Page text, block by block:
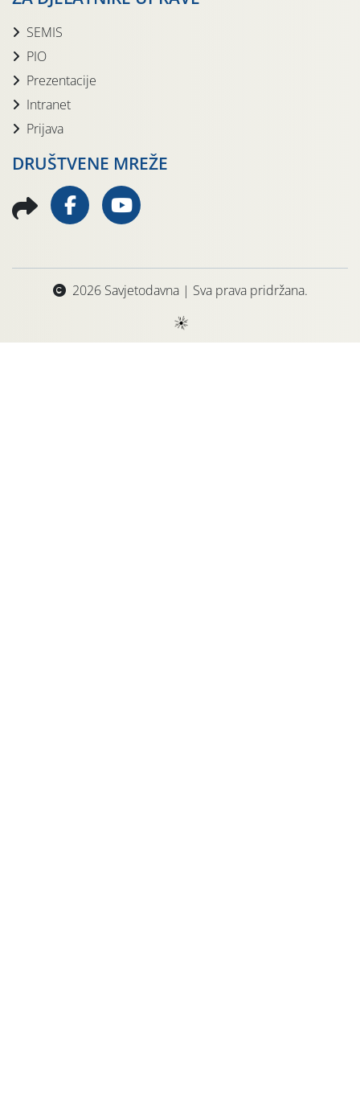
SEMIS
PIO
Prezentacije
Intranet
Prijava
DRUŠTVENE MREŽE
2026 Savjetodavna | Sva prava pridržana.